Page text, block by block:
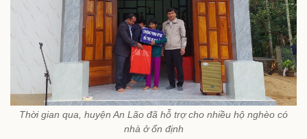
Thời gian qua, huyện An Lão đã hỗ trợ cho nhiều hộ nghèo có
nhà ở ổn định